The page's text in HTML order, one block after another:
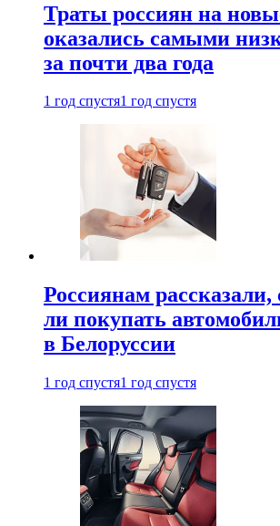
Траты россиян на
оказались самыми
за почти два года
1 год спустя1 год спустя
Россиянам рассказали,
ли покупать
в Белоруссии
1 год спустя1 год спустя